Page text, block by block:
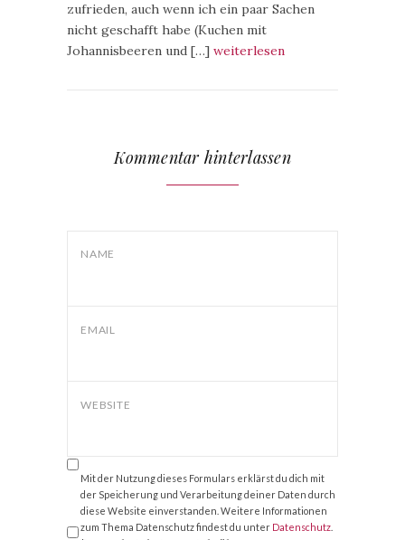
zufrieden, auch wenn ich ein paar Sachen
nicht geschafft habe (Kuchen mit
Johannisbeeren und […] weiterlesen
Kommentar hinterlassen
NAME
EMAIL
WEBSITE
Mit der Nutzung dieses Formulars erklärst du dich mit
der Speicherung und Verarbeitung deiner Daten durch
diese Website einverstanden. Weitere Informationen
zum Thema Datenschutz findest du unter Datenschutz